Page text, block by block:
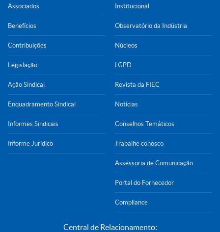
Associados
Benefícios
Contribuições
Legislação
Ação Sindical
Enquadramento Sindical
Informes Sindicais
Informe Jurídico
Institucional
Observatório da Indústria
Núcleos
LGPD
Revista da FIEC
Notícias
Conselhos Temáticos
Trabalhe conosco
Assessoria de Comunicação
Portal do Fornecedor
Compliance
Central de Relacionamento: